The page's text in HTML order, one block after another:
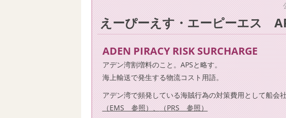
えーぴーえす・エーピーエス
ADEN PIRACY RISK SURCHARGE
アデン湾割増料のこと。APSと略す。
海上輸送で発生する物流コスト用語。
アデン湾で頻発している海賊行為の対策費用として船会
（EMS 参照）、
（PRS 参照）